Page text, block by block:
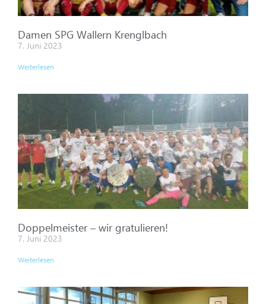
Damen SPG Wallern Krenglbach
7. Juni 2023
Weiterlesen
Doppelmeister – wir gratulieren!
7. Juni 2023
Weiterlesen